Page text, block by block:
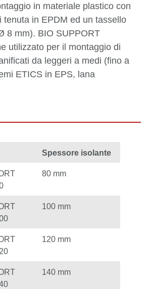
in materiale plastico con
tenuta in EPDM ed un tassello
8 mm). BIO SUPPORT
utilizzato per il montaggio di
da leggeri a medi (fino a
ETICS in EPS, lana
Spessore isolante
80 mm
100 mm
120 mm
140 mm